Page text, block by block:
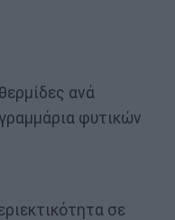
ανά
φυτικών
σε